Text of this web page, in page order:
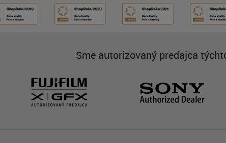
Sme autorizovaný predajca